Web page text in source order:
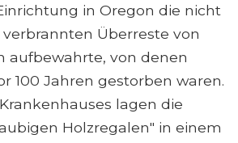
in Oregon die nicht
Überreste von
aufbewahrte, von denen
100 Jahren gestorben waren.
lagen die
Holzregalen" in einem